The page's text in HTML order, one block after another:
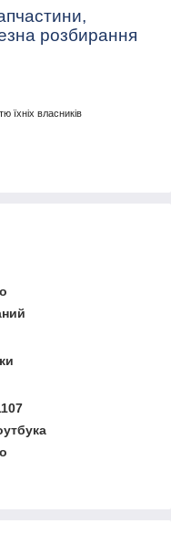
розбирання
їхніх власників